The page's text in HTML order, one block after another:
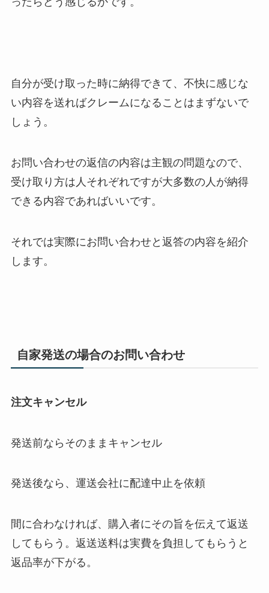
自分が受け取った時に納得できて、不快に感じな
い内容を送ればクレームになることはまずないで
しょう。
お問い合わせの返信の内容は主観の問題なので、
受け取り方は人それぞれですが大多数の人が納得
できる内容であればいいです。
それでは実際にお問い合わせと返答の内容を紹介
します。
自家発送の場合のお問い合わせ
注文キャンセル
発送前ならそのままキャンセル
発送後なら、運送会社に配達中止を依頼
間に合わなければ、購入者にその旨を伝えて返送
してもらう。返送送料は実費を負担してもらうと
返品率が下がる。